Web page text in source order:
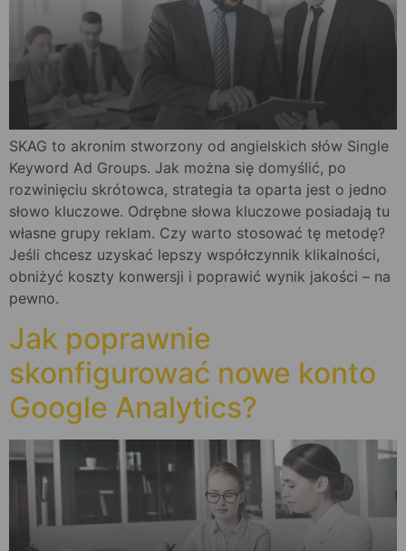
SKAG to akronim stworzony od angielskich słów Single
Keyword Ad Groups. Jak można się domyślić, po
rozwinięciu skrótowca, strategia ta oparta jest o jedno
słowo kluczowe. Odrębne słowa kluczowe posiadają tu
własne grupy reklam. Czy warto stosować tę metodę?
Jeśli chcesz uzyskać lepszy współczynnik klikalności,
obniżyć koszty konwersji i poprawić wynik jakości – na
pewno.
Jak poprawnie
skonfigurować nowe konto
Google Analytics?